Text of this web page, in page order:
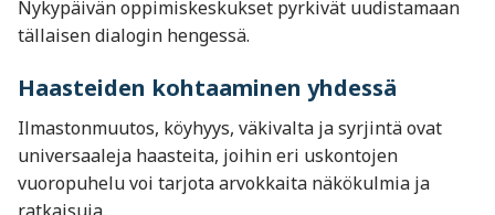
Nykypäivän oppimiskeskukset pyrkivät uudistamaan
tällaisen dialogin hengessä.
Haasteiden kohtaaminen yhdessä
Ilmastonmuutos, köyhyys, väkivalta ja syrjintä ovat
universaaleja haasteita, joihin eri uskontojen
vuoropuhelu voi tarjota arvokkaita näkökulmia ja